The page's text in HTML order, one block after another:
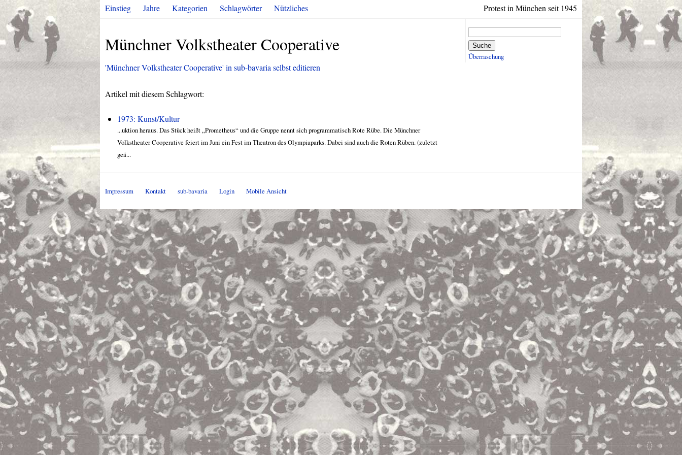
Protest in München seit 1945
Einstieg Jahre Kategorien Schlagwörter Nützliches
Münchner Volkstheater Cooperative
'Münchner Volkstheater Cooperative' in sub-bavaria selbst editieren
Artikel mit diesem Schlagwort:
1973: Kunst/Kultur
...uktion heraus. Das Stück heißt „Prometheus“ und die Gruppe nennt sich programmatisch Rote Rübe. Die Münchner
Volkstheater Cooperative feiert im Juni ein Fest im Theatron des Olympiaparks. Dabei sind auch die Roten Rüben. (zuletzt
geä...
Suche
Überraschung
Impressum Kontakt sub-bavaria Login Mobile Ansicht